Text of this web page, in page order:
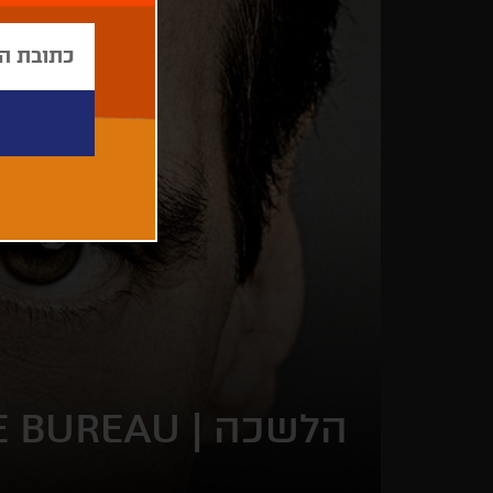
הלשכה | BUREAU